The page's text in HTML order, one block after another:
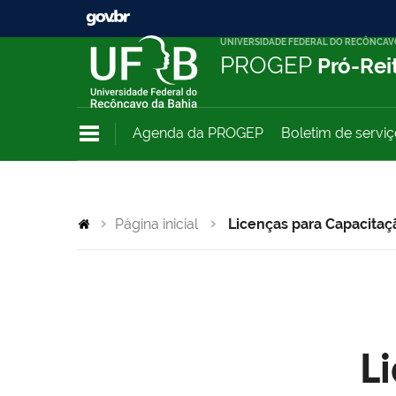
UNIVERSIDADE FEDERAL DO
PROGEP Pró-
Agenda da PROGEP Boletim de
Página inicial Licenças para